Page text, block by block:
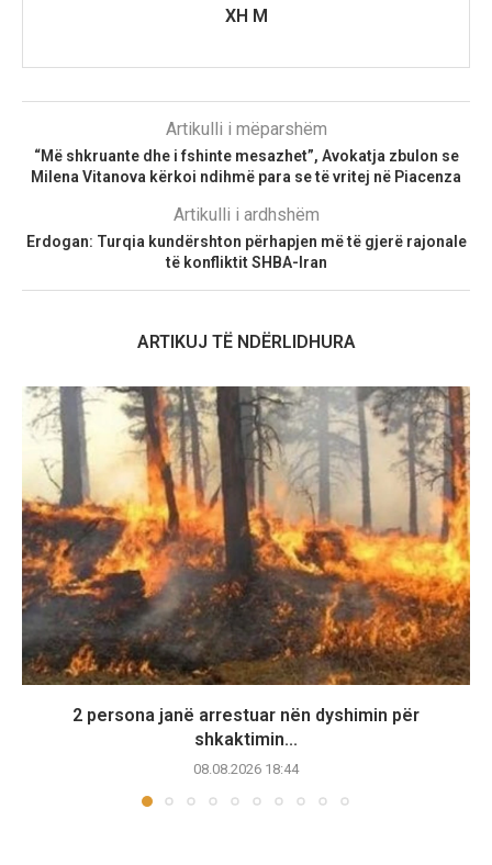
XH M
Artikulli i mëparshëm
“Më shkruante dhe i fshinte mesazhet”, Avokatja zbulon se
Milena Vitanova kërkoi ndihmë para se të vritej në Piacenza
Artikulli i ardhshëm
Erdogan: Turqia kundërshton përhapjen më të gjerë rajonale
të konfliktit SHBA-Iran
ARTIKUJ TË NDËRLIDHURA
2 persona janë arrestuar nën dyshimin për
shkaktimin...
08.08.2026 18:44